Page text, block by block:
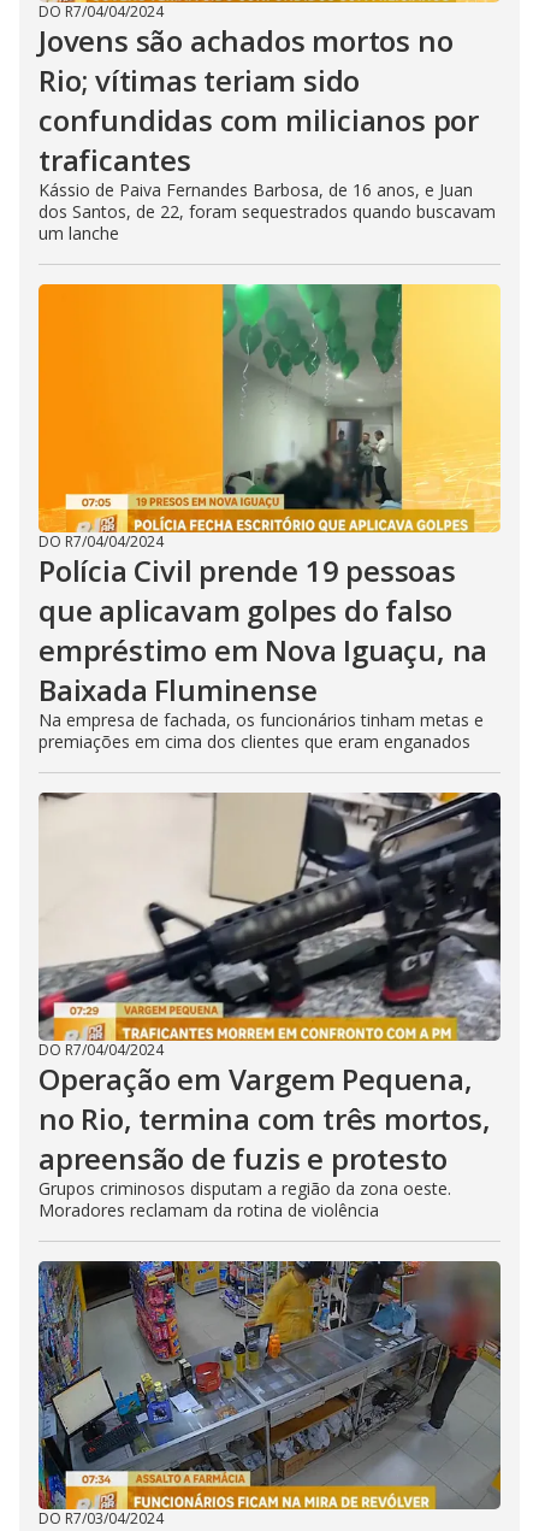
DO R7/04/04/2024
Jovens são achados mortos no
Rio; vítimas teriam sido
confundidas com milicianos por
traficantes
Kássio de Paiva Fernandes Barbosa, de 16 anos, e Juan
dos Santos, de 22, foram sequestrados quando buscavam
um lanche
DO R7/04/04/2024
Polícia Civil prende 19 pessoas
que aplicavam golpes do falso
empréstimo em Nova Iguaçu, na
Baixada Fluminense
Na empresa de fachada, os funcionários tinham metas e
premiações em cima dos clientes que eram enganados
DO R7/04/04/2024
Operação em Vargem Pequena,
no Rio, termina com três mortos,
apreensão de fuzis e protesto
Grupos criminosos disputam a região da zona oeste.
Moradores reclamam da rotina de violência
DO R7/03/04/2024